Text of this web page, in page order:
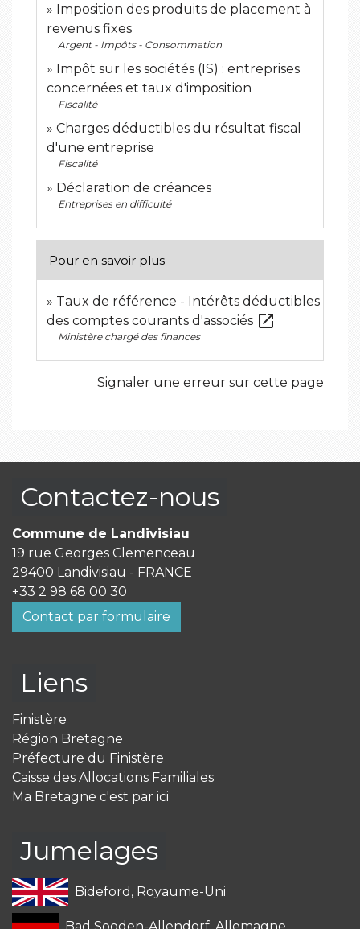
Imposition des produits de placement à
revenus fixes
Argent - Impôts - Consommation
Impôt sur les sociétés (IS) : entreprises
concernées et taux d'imposition
Fiscalité
Charges déductibles du résultat fiscal
d'une entreprise
Fiscalité
Déclaration de créances
Entreprises en difficulté
Pour en savoir plus
Taux de référence - Intérêts déductibles
des comptes courants d'associés open_in_new
Ministère chargé des finances
Signaler une erreur sur cette page
Contactez-nous
Commune de Landivisiau
19 rue Georges Clemenceau
29400 Landivisiau - FRANCE
+33 2 98 68 00 30
Contact par formulaire
Liens
Finistère
Région Bretagne
Préfecture du Finistère
Caisse des Allocations Familiales
Ma Bretagne c'est par ici
Jumelages
Bideford, Royaume-Uni